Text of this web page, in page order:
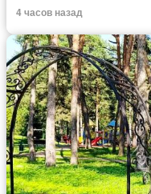
4 часов назад